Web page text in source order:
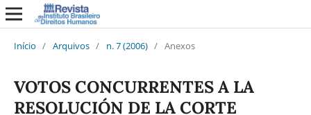
Início / Arquivos / n. 7 (2006) / Anexos
VOTOS CONCURRENTES A LA
RESOLUCIÓN DE LA CORTE